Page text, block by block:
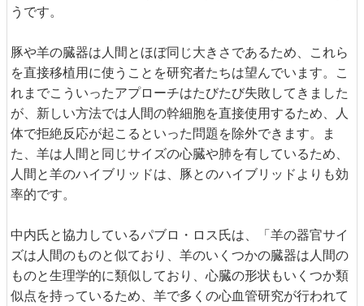
うです。
豚や羊の臓器は人間とほぼ同じ大きさであるため、これら
を直接移植用に使うことを研究者たちは望んでいます。こ
れまでこういったアプローチはたびたび失敗してきました
が、新しい方法では人間の幹細胞を直接使用するため、人
体で拒絶反応が起こるといった問題を除外できます。ま
た、羊は人間と同じサイズの心臓や肺を有しているため、
人間と羊のハイブリッドは、豚とのハイブリッドよりも効
率的です。
中内氏と協力しているパブロ・ロス氏は、「羊の器官サイ
ズは人間のものと似ており、羊のいくつかの臓器は人間の
ものと生理学的に類似しており、心臓の形状もいくつか類
似点を持っているため、羊で多くの心血管研究が行われて